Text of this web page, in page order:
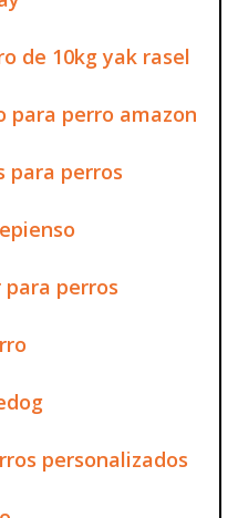
de 10kg yak rasel
para perro amazon
para perros
para perros
personalizados